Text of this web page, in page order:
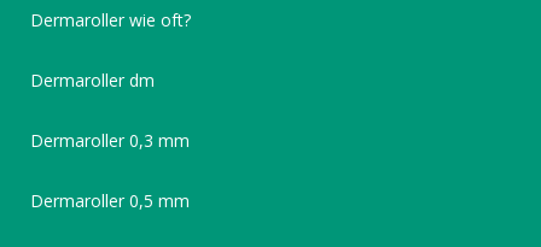
Dermaroller wie oft?
Dermaroller dm
Dermaroller 0,3 mm
Dermaroller 0,5 mm